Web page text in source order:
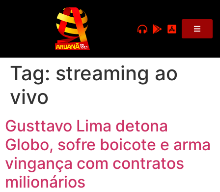
Tag: streaming ao
vivo
Gusttavo Lima detona
Globo, sofre boicote e arma
vingança com contratos
milionários